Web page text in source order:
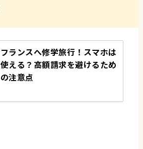
フランスへ修学旅行！スマホは
使える？高額請求を避けるため
の注意点